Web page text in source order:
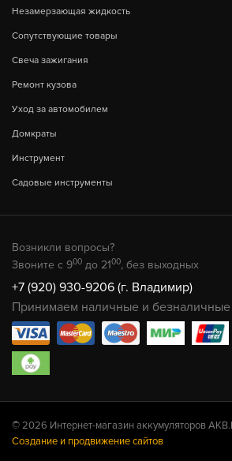
Незамерзающая жидкость
Сопутствующие товары
Свеча зажигания
Ремонт кузова
Уход за автомобилем
Домкраты
Инструмент
Садовые инструменты
Возникли вопросы?
Звоните с 900 до 2100, без выходных
+7 (920) 930-9206 (г. Владимир)
Принимаем наличные и безналичные
© 2026 Интернет-магазин аккумуляторов
Создание и продвижение сайтов